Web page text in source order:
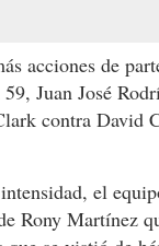
acciones de
Juan José
contra David
el
Rony Martínez